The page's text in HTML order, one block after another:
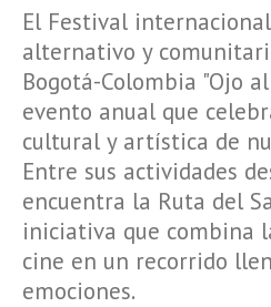
El Festival
alternativo y
Bogotá-Colombia "Ojo
evento anual que
cultural y artística de
Entre sus actividades
encuentra la Ruta del
iniciativa que combina
cine en un recorrido
emociones.